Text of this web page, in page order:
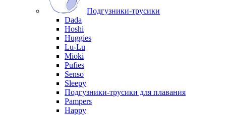
Подгузники-трусики
Dada
Hoshi
Huggies
Lu-Lu
Mioki
Pufies
Senso
Sleepy
Подгузники-трусики для плавания
Pampers
Happy